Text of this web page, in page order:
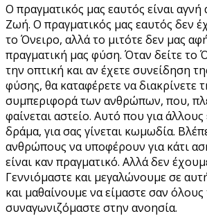
Ο πραγματικός μας εαυτός είναι αγνή
Ζωή. Ο πραγματικός μας εαυτός δεν
το Όνειρο, αλλά το μιτότε δεν μας
πραγματική μας φύση. Όταν δείτε το
την οπτική και αν έχετε συνείδηση
φύσης, θα καταφέρετε να διακρίνετε
συμπεριφορά των ανθρώπων, που,
φαίνεται αστείο. Αυτό που για
δράμα, για σας γίνεται κωμωδία.
ανθρώπους να υποφέρουν για κάτι
είναι καν πραγματικό. Αλλά δεν
Γεννιόμαστε και μεγαλώνουμε σε
και μαθαίνουμε να είμαστε σαν
συναγωνιζόμαστε στην ανοησία.